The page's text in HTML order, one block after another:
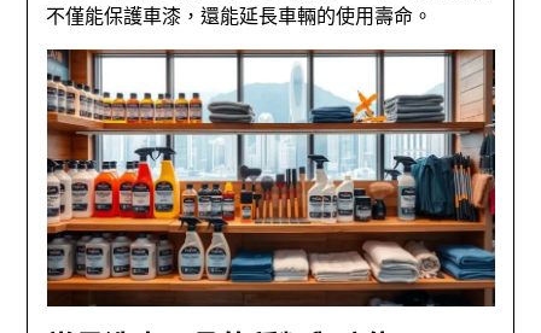
不僅能保護車漆，還能延長車輛的使用壽命。